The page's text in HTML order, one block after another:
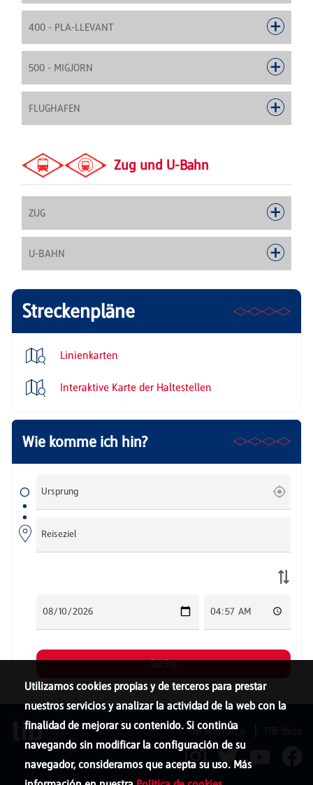
400 - PLA-LLEVANT
500 - MIGJORN
FLUGHAFEN
Zug und U-Bahn
ZUG
U-BAHN
Streckenpläne
Linienkarten
Interaktive Karte der Haltestellen
Utilizamos cookies propias y de terceros para prestar
nuestros servicios y analizar la actividad de la web con la
finalidad de mejorar su contenido. Si continúa
navegando sin modificar la configuración de su
navegador, consideramos que acepta su uso. Más
TIB Menorca